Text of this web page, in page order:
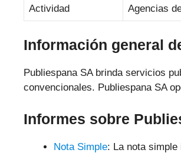
Actividad Agencias
Información general
Publiespana SA brinda servicios
convencionales. Publiespana SA
Informes sobre
Nota Simple: La nota